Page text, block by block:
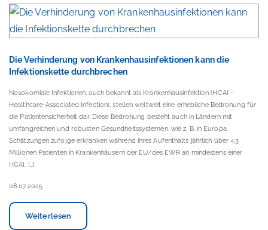
Die Verhinderung von Krankenhausinfektionen kann die
Infektionskette durchbrechen
Nosokomiale Infektionen, auch bekannt als Krankenhausinfektion (HCAI –
Healthcare-Associated Infection), stellen weltweit eine erhebliche Bedrohung für
die Patientensicherheit dar. Diese Bedrohung besteht auch in Ländern mit
umfangreichen und robusten Gesundheitssystemen, wie z. B. in Europa.
Schätzungen zufolge erkranken während ihres Aufenthalts jährlich über 4,3
Millionen Patienten in Krankenhäusern der EU/des EWR an mindestens einer
HCAI. […]
08.07.2025
Weiterlesen